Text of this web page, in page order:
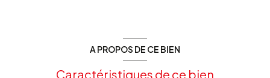
A PROPOS DE CE BIEN
Caractéristiques de ce bien